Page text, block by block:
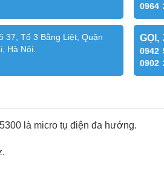
0964
37, Tổ 3 Bằng Liệt, Quận
Hà Nội.
GỌI,
0942
0902
là micro tụ điện đa hướng.